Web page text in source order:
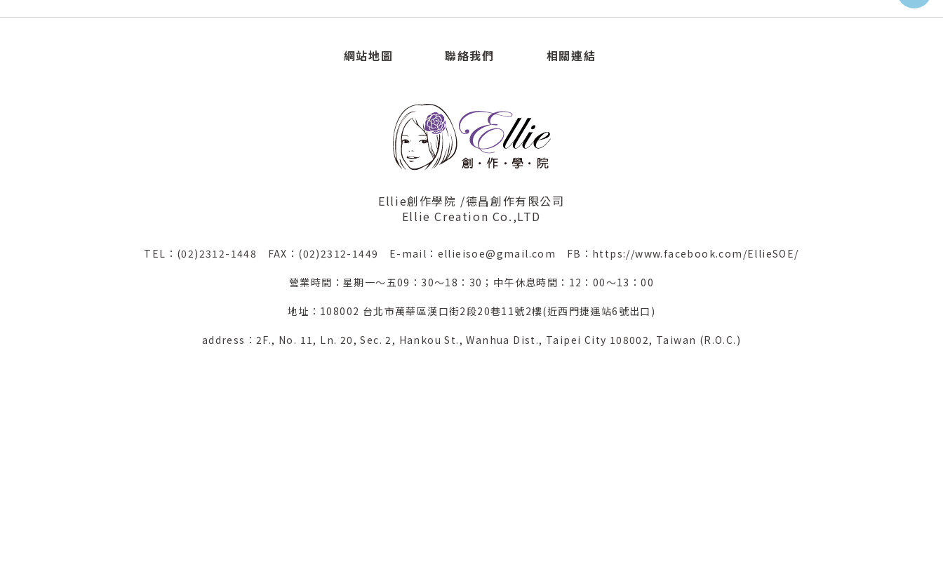
網站地圖 聯絡我們 相關連結
Ellie創作學院 /德昌創作有限公司
Ellie Creation Co.,LTD
TEL：(02)2312-1448 FAX：(02)2312-1449 E-mail：ellieisoe@gmail.com FB：https://www.facebook.com/EllieSOE/
營業時間：星期一～五09：30～18：30；中午休息時間：12：00～13：00
地址：108002 台北市萬華區漢口街2段20巷11號2樓(近西門捷運站6號出口)
address：2F., No. 11, Ln. 20, Sec. 2, Hankou St., Wanhua Dist., Taipei City 108002, Taiwan (R.O.C.)